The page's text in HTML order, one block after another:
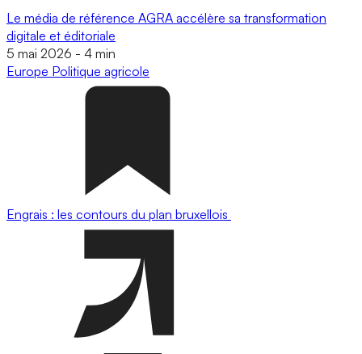
Le média de référence AGRA accélère sa transformation
digitale et éditoriale
5 mai 2026 - 4 min
Europe Politique agricole
Engrais : les contours du plan bruxellois